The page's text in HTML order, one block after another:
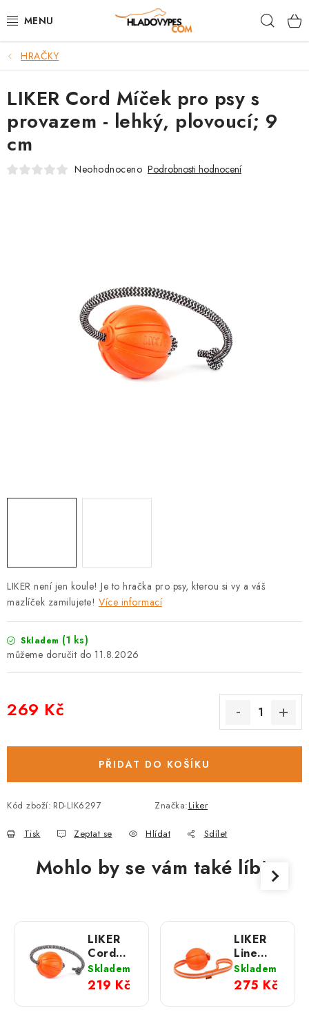
na
POTŘEBY PRO PSY
TAMI PŘEPRAVNÍ BOXY
SPORT SE PSEM
BACK ON TRACK
Podmínky ochrany osobních údajů
HRAČKY
LIKER není jen koule! Je to hračka pro psy, kterou si vy a váš
mazlíček zamilujete! Více informací
Skladem (1 ks)
11.8.2026
269 Kč
PŘIDAT DO KOŠÍKU
Kód zboží: RD-LIK6297 Značka:Liker
Tisk Zeptat se Hlídat Sdílet
LIKER Cord Míček pro psy s
provazem - lehký, plovoucí; 9
cm
Neohodnoceno Podrobnosti hodnocení
Mohlo by se vám také líbit
LIKER
Cord
Míček
pro psy
s
provazem
Skladem
219 Kč
LIKER
Line
Míček
pro psy
s
popruhem;
Skladem
275 Kč